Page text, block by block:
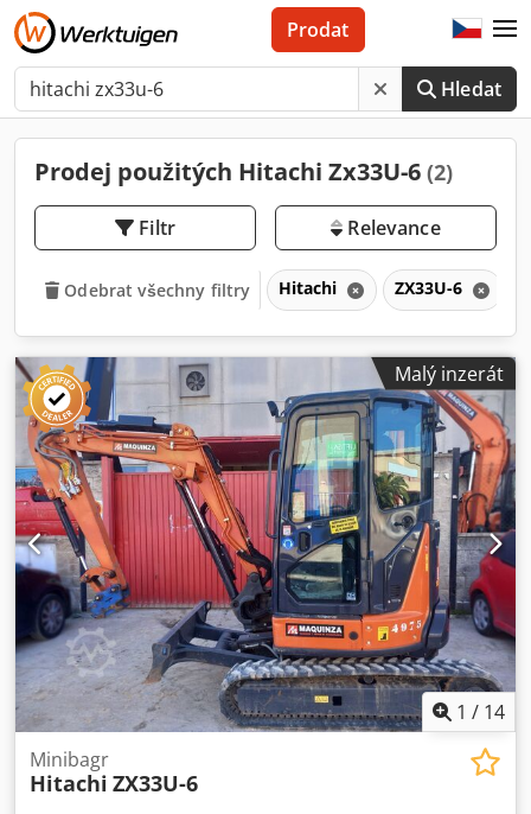
Hledat
Prodat
Prodej použitých Hitachi Zx33U-6 (2)
Filtr Relevance
Odebrat všechny filtry Hitachi ZX33U-6
Malý inzerát
1 / 14
Minibagr
Hitachi ZX33U-6